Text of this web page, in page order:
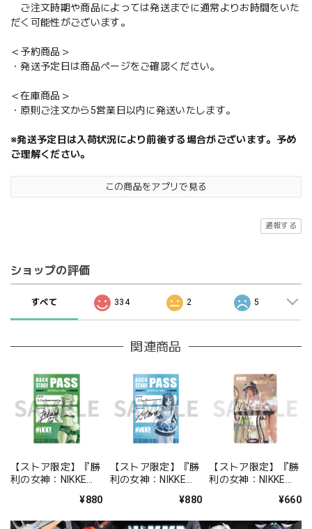
ご注文時期や商品によっては発送までに通常よりお時間をいた
だく可能性がございます。
＜予約商品＞
・発送予定日は商品ページをご確認ください。
＜在庫商品＞
・原則ご注文から5営業日以内に発送いたします。
※発送予定日は入荷状況により前後する場合がございます。予め
ご理解ください。
この商品をアプリで見る
通報する
ショップの評価
すべて 334 2 5
関連商品
【ストア限定】『勝
利の女神：NIKKE』
風ステッカーセット
¥880
【ストア限定】『勝
利の女神：NIKKE』
風ステッカーセット
¥880
【ストア限定】『勝
利の女神：NIKKE』
ステッカー ミルク¥660